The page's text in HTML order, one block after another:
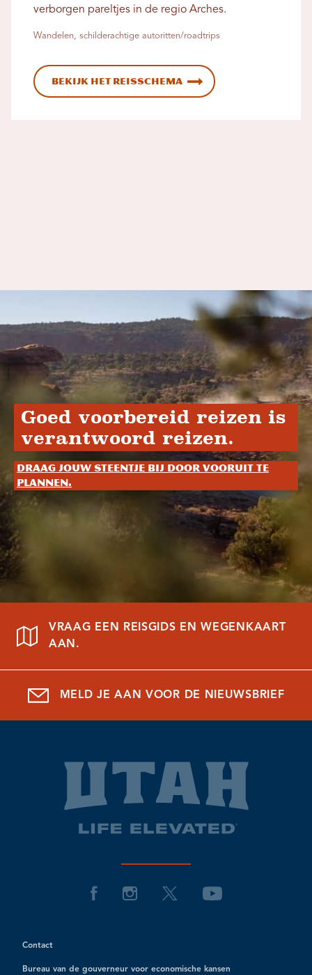
verborgen pareltjes in de regio Arches.
Wandelen, schilderachtige autoritten/roadtrips
Bekijk het reisschema
Goed voorbereid reizen is
verantwoord reizen.
Draag jouw steentje bij door vooruit te
plannen.
VRAAG EEN REISGIDS EN WEGENKAART
AAN.
MELD JE AAN VOOR DE NIEUWSBRIEF
Contact
Bureau van de gouverneur voor economische kansen